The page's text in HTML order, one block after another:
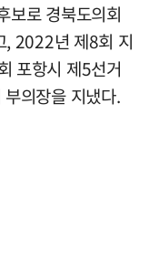
보로 경북도의회
, 2022년 제8회 지
포항시 제5선거
의장을 지냈다.